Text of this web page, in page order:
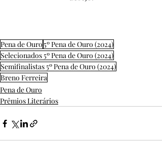
Pena de Ouro 5º Pena de Ouro (2024)
Selecionados 5º Pena de Ouro (2024)
Semifinalistas 5º Pena de Ouro (2024)
Breno Ferreira
Pena de Ouro
Prêmios Literários